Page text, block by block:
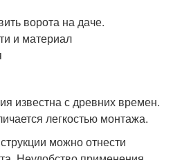
известна с древних времен.
легкостью монтажа.
можно отнести